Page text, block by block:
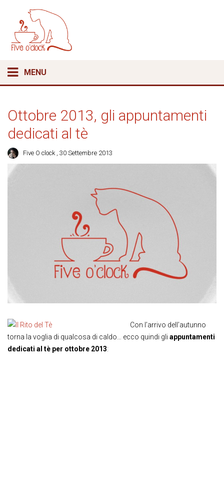
MENU
Ottobre 2013, gli appuntamenti
dedicati al tè
Five O clock , 30 Settembre 2013
Con l’arrivo dell’autunno
torna la voglia di qualcosa di caldo… ecco quindi gli appuntamenti
dedicati al tè per ottobre 2013: